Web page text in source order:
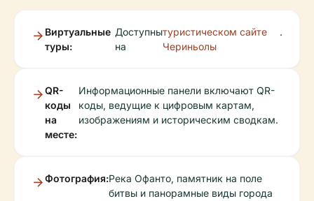
Виртуальные
туры:
Доступны
на
туристическом сайте
Чериньолы
.
QR-
коды
на
месте:
Информационные панели включают QR-
коды, ведущие к цифровым картам,
изображениям и историческим сводкам.
Фотография:Река Офанто, памятник на поле
битвы и панорамные виды города